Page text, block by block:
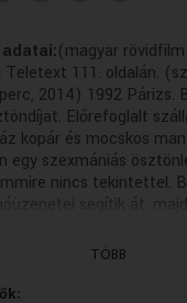
(magyar
Teletext 111. oldalán.
2014) 1992 Párizs.
Előrefoglalt
kopár és mocskos
egy szexmániás
nincs tekintettel.
segítik át,
másik világ.
alantas közeledésének,
Párizs. Bebi a
TÖBB